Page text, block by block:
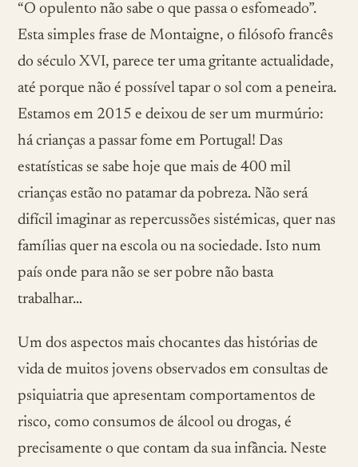
“O opulento não sabe o que passa o esfomeado”.
Esta simples frase de Montaigne, o filósofo francês
do século XVI, parece ter uma gritante actualidade,
até porque não é possível tapar o sol com a peneira.
Estamos em 2015 e deixou de ser um murmúrio:
há crianças a passar fome em Portugal! Das
estatísticas se sabe hoje que mais de 400 mil
crianças estão no patamar da pobreza. Não será
difícil imaginar as repercussões sistémicas, quer nas
famílias quer na escola ou na sociedade. Isto num
país onde para não se ser pobre não basta
trabalhar…
Um dos aspectos mais chocantes das histórias de
vida de muitos jovens observados em consultas de
psiquiatria que apresentam comportamentos de
risco, como consumos de álcool ou drogas, é
precisamente o que contam da sua infância. Neste